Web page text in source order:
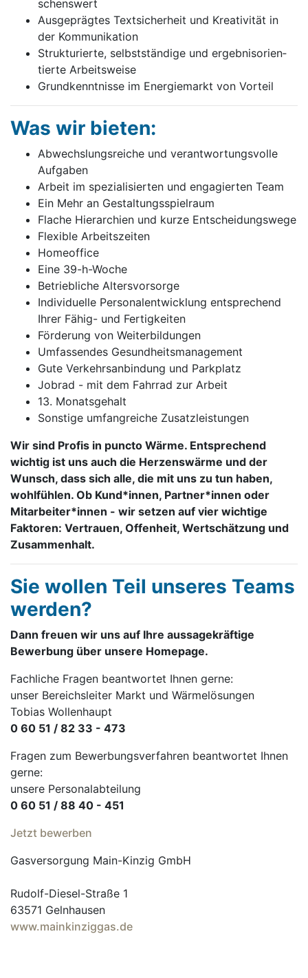
schens­wert
Aus­ge­präg­tes Text­si­cher­heit und Kre­a­ti­vi­tät in
der Kom­mu­ni­ka­ti­on
Struk­tu­rier­te, selbst­stän­di­ge und er­geb­nis­o­ri­en­
tier­te Ar­beits­wei­se
Grund­kennt­nis­se im En­er­gie­markt von Vor­teil
Was wir bieten:
Abwechslungs­reiche und verant­wortungs­volle
Aufgaben
Arbeit im speziali­sierten und engagierten Team
Ein Mehr an Gestaltungs­spielraum
Flache Hierarchien und kurze Entscheidungs­wege
Flexible Arbeits­zeiten
Homeoffice
Eine 39-h-Woche
Betriebliche Altersvorsorge
Indivi­duelle Personal­entwicklung ent­sprechend
Ihrer Fähig- und Fertig­keiten
Förderung von Weiter­bildungen
Umfassendes Gesund­heits­management
Gute Verkehrs­anbindung und Park­platz
Jobrad - mit dem Fahrrad zur Arbeit
13. Monatsgehalt
Sonstige umfang­reiche Zusatz­leistungen
Wir sind Profis in puncto Wärme. Entsprechend
wichtig ist uns auch die Herzens­wärme und der
Wunsch, dass sich alle, die mit uns zu tun haben,
wohl­fühlen. Ob Kund*innen, Partner*innen oder
Mitarbeiter*innen - wir setzen auf vier wichtige
Faktoren: Vertrauen, Offen­heit, Wert­schätzung und
Zusammen­halt.
Sie wollen Teil unseres Teams
werden?
Dann freuen wir uns auf Ihre aussagekräftige
Bewerbung über unsere Homepage.
Fachliche Fragen beantwortet Ihnen gerne:
unser Bereichsleiter Markt und Wärmelösungen
Tobias Wollenhaupt
0 60 51 / 82 33 - 473
Fragen zum Bewerbungsverfahren beantwortet Ihnen
gerne:
unsere Personalabteilung
0 60 51 / 88 40 - 451
Jetzt bewerben
Gasversorgung Main-Kinzig GmbH
Rudolf-Diesel-Straße 1
63571 Gelnhausen
www.mainkinziggas.de